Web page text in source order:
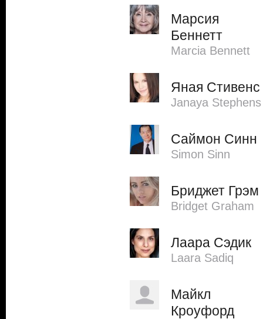
Марсия
Беннетт
Marcia Bennett
Яная Стивенс
Janaya Stephens
Саймон Синн
Simon Sinn
Бриджет Грэм
Bridget Graham
Лаара Сэдик
Laara Sadiq
Майкл
Кроуфорд